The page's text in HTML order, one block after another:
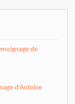
de
d’Antoine